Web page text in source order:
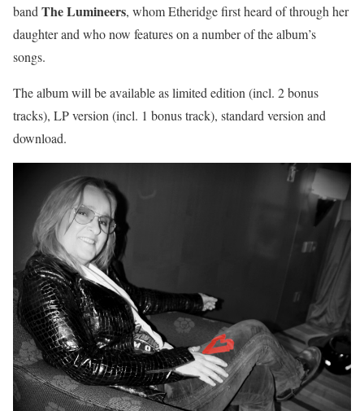
band The Lumineers, whom Etheridge first heard of through her
daughter and who now features on a number of the album’s
songs.
The album will be available as limited edition (incl. 2 bonus
tracks), LP version (incl. 1 bonus track), standard version and
download.